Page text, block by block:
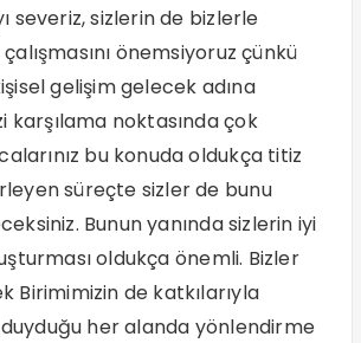
severiz, sizlerin de bizlerle
önemsiyoruz çünkü
gelişim gelecek adına
karşılama noktasında çok
bu konuda oldukça titiz
süreçte sizler de bunu
Bunun yanında sizlerin iyi
oldukça önemli. Bizler
Birimimizin de katkılarıyla
her alanda yönlendirme